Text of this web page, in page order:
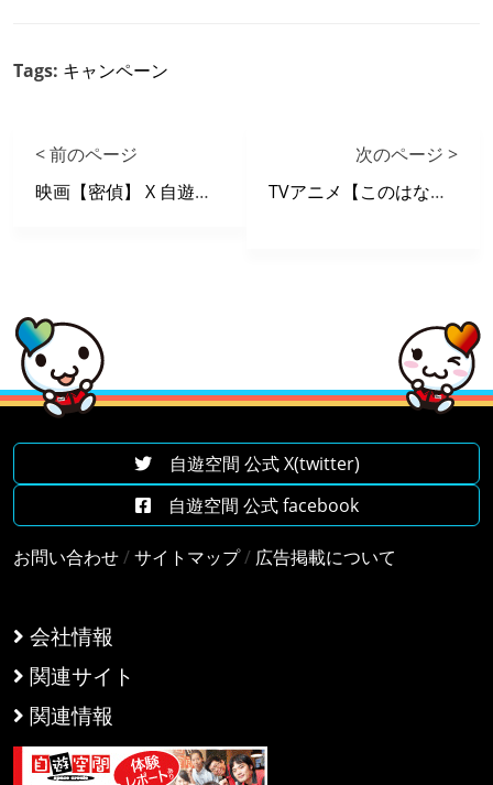
Tags: キャンペーン
< 前のページ
映画【密偵】 X 自遊空間 タイアップキャンペーン
次のページ >
TVアニメ【このはな綺譚】 X 自遊空間 タイアップキャンペーン
会社情報
関連サイト
関連情報
自遊空間 公式 X(twitter)
自遊空間 公式 facebook
お問い合わせ/サイトマップ/広告掲載について